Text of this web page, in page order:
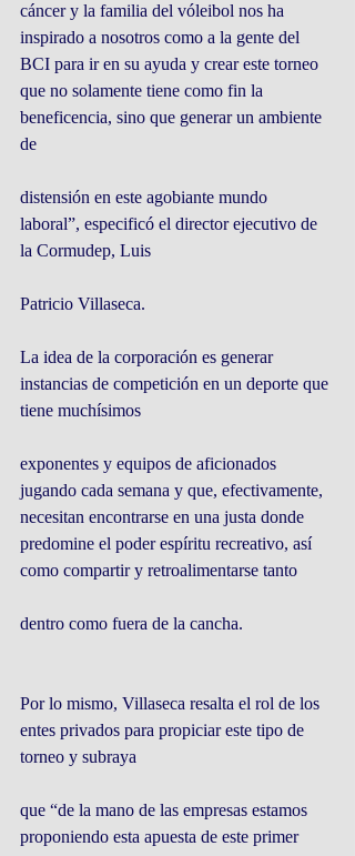
cáncer y la familia del vóleibol nos ha
inspirado a nosotros como a la gente del
BCI para ir en su ayuda y crear este torneo
que no solamente tiene como fin la
beneficencia, sino que generar un ambiente
de
distensión en este agobiante mundo
laboral”, especificó el director ejecutivo de
la Cormudep, Luis
Patricio Villaseca.
La idea de la corporación es generar
instancias de competición en un deporte que
tiene muchísimos
exponentes y equipos de aficionados
jugando cada semana y que, efectivamente,
necesitan encontrarse en una justa donde
predomine el poder espíritu recreativo, así
como compartir y retroalimentarse tanto
dentro como fuera de la cancha.
Por lo mismo, Villaseca resalta el rol de los
entes privados para propiciar este tipo de
torneo y subraya
que “de la mano de las empresas estamos
proponiendo esta apuesta de este primer